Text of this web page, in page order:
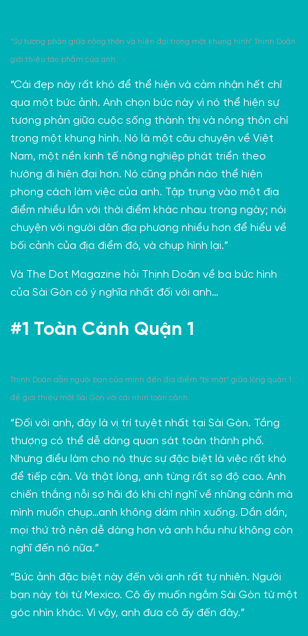
“Sự tương phản giữa nông thôn và hiện đại trong một khung hình” Thịnh Doãn
giới thiệu tác phẩm của anh.
“Cái đẹp này rất khó để thể hiện và cảm nhận hết chỉ
qua một bức ảnh. Anh chọn bức này vì nó thể hiện sự
tương phản giữa cuộc sống thành thị và nông thôn chỉ
trong một khung hình. Nó là một câu chuyện về Việt
Nam, một nền kinh tế nông nghiệp phát triển theo
hướng đi hiện đại hơn. Nó cũng phần nào thể hiện
phong cách làm việc của anh. Tập trung vào một địa
điểm nhiều lần với thời điểm khác nhau trong ngày; nói
chuyện với người dân địa phương nhiều hơn để hiểu về
bối cảnh của địa điểm đó, và chụp hình lại.”
Và The Dot Magazine hỏi Thịnh Doãn về ba bức hình
của Sài Gòn có ý nghĩa nhất đối với anh…
#1 Toàn Cảnh Quận 1
Thịnh Doãn dẫn người bạn của mình đến địa điểm “bí mật” giữa lòng quận 1
để giới thiệu một Sài Gòn với cái nhìn toàn cảnh.
“Đối với anh, đây là vị trí tuyệt nhất tại Sài Gòn. Tầng
thượng có thể dễ dàng quan sát toàn thành phố.
Nhưng điều làm cho nó thực sự đặc biệt là việc rất khó
để tiếp cận. Và thật lòng, anh từng rất sợ độ cao. Anh
chiến thắng nỗi sợ hãi đó khi chỉ nghĩ về những cảnh mà
mình muốn chụp…anh không dám nhìn xuống. Dần dần,
mọi thứ trở nên dễ dàng hơn và anh hầu như không còn
nghĩ đến nó nữa.”
“Bức ảnh đặc biệt này đến với anh rất tự nhiên. Người
bạn này tới từ Mexico. Cô ấy muốn ngắm Sài Gòn từ một
góc nhìn khác. Vì vậy, anh đưa cô ấy đến đây.”